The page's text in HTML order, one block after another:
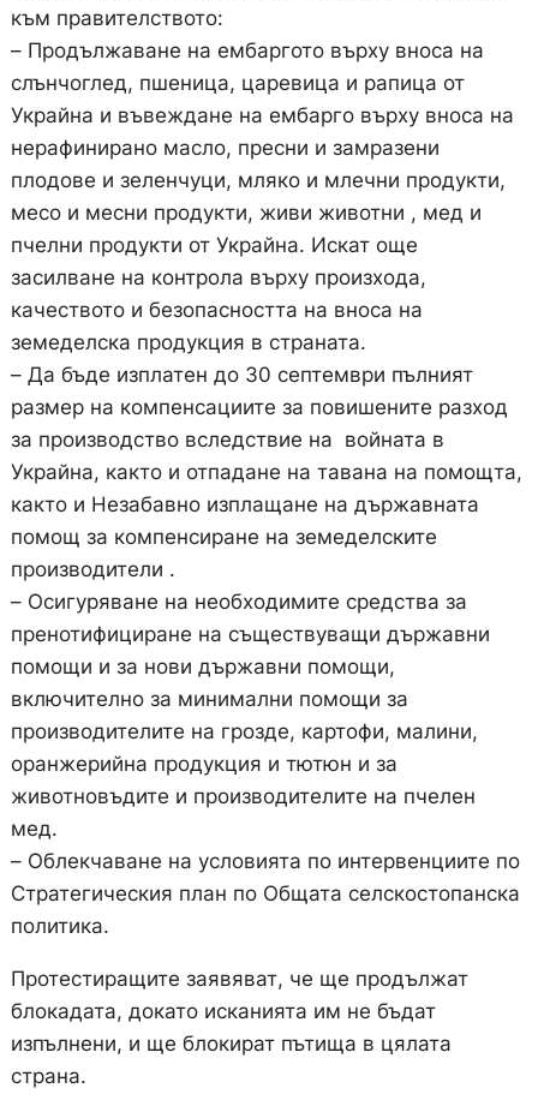
към правителството:
– Продължаване на ембаргото върху вноса на
слънчоглед, пшеница, царевица и рапица от
Украйна и въвеждане на ембарго върху вноса на
нерафинирано масло, пресни и замразени
плодове и зеленчуци, мляко и млечни продукти,
месо и месни продукти, живи животни , мед и
пчелни продукти от Украйна. Искат още
засилване на контрола върху произхода,
качеството и безопасността на вноса на
земеделска продукция в страната.
– Да бъде изплатен до 30 септември пълният
размер на компенсациите за повишените разход
за производство вследствие на войната в
Украйна, както и отпадане на тавана на помощта,
както и Незабавно изплащане на държавната
помощ за компенсиране на земеделските
производители .
– Осигуряване на необходимите средства за
пренотифициране на съществуващи държавни
помощи и за нови държавни помощи,
включително за минимални помощи за
производителите на грозде, картофи, малини,
оранжерийна продукция и тютюн и за
животновъдите и производителите на пчелен
мед.
– Облекчаване на условията по интервенциите по
Стратегическия план по Общата селскостопанска
политика.
Протестиращите заявяват, че ще продължат
блокадата, докато исканията им не бъдат
изпълнени, и ще блокират пътища в цялата
страна.